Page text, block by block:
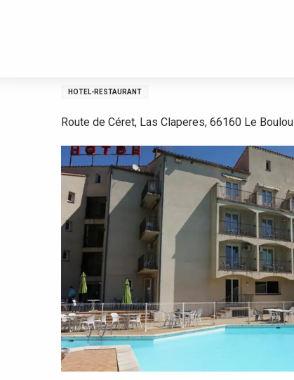
HOTEL-RESTAURANT
Route de Céret, Las Claperes, 66160 Le Boulou